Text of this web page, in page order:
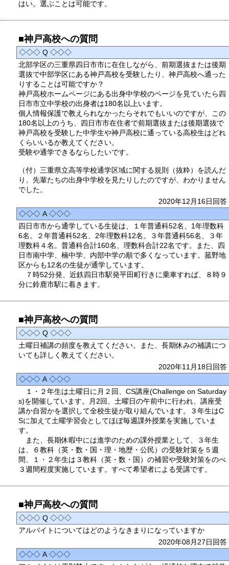
はい。選ぶことは可能です。
■神戸高校への質問
◇◇◇ Q ◇◇◇
北部学区の三重県四日市市に在住しながら、前期選抜または後期
選抜で中部学区にある神戸高校を受験したり、神戸高校へ通った
りすることは可能ですか？
神戸高校ホームページにある出身中学校のページを見ていたら四
日市市立中学校の出身者は180名以上います。
個人情報保護で教えられなかったらそれでもいいのですが、この
180名以上のうち、四日市市在住者で前期選抜または後期選抜で
神戸高校を受験した中学生や神戸高校に通っている高校生はどれ
くらいいるか教えてください。
受験や通学できるならしたいです。
（付）三重県立高等学校通学区域に関する規則（抜粋）を読んだ
り、先輩たちの出身中学校を見たりしたのですが、わかりません
でした。
2020年12月16日回答
◇◇◇ A ◇◇◇
四日市市から通学している生徒は、１年普通科52名、1年理数科
6名。２年普通科52名、2年理数科12名。３年普通科56名、３年
理数科４名。普通科合計160名、理数科合計22名です。また、四
日市南中学、楠中学、内部中学の順で多くなっています。菰野地
区からも12名の生徒が通学しています。
７時52分発、近鉄四日市駅発平田町行きに乗車すれば、８時９
分に鈴鹿市駅に着きます。
■神戸高校への質問
◇◇◇ Q ◇◇◇
土曜日補講の頻度を教えてください。また、長期休みの補講につ
いても詳しく教えてください。
2020年11月18日回答
◇◇◇ A ◇◇◇
１・２年生は土曜日に月２回、CS講座(Challenge on Saturday
s)を開催しています。月2回、土曜日の午前中に行われ、講座受
講か自習かを選択して全校生徒が取り組んでいます。３年生はC
Sに加えて土曜学習会としてほぼ毎週課外授業を実施していま
す。
また、長期休暇中には進学のための課外授業として、３年生
は、６教科（英・数・国・理・地歴・公民）の受験対策を５週
間、１・２年生は３教科（英・数・国）の補習や受験対策をのべ
３週間程度実施しています。すべて希望者による受講です。
■神戸高校への質問
◇◇◇ Q ◇◇◇
アルバイトについてはどのようなきまりになっていますか
2020年08月27日回答
◇◇◇ A ◇◇◇